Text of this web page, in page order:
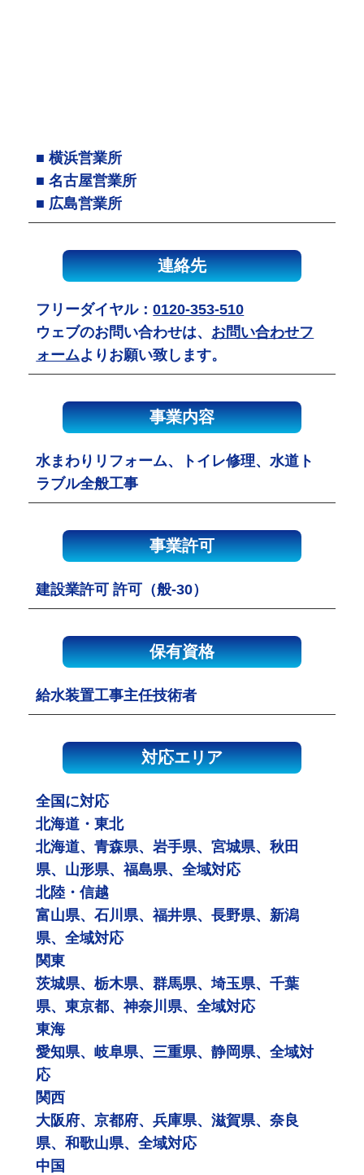
■ 横浜営業所
■ 名古屋営業所
■ 広島営業所
連絡先
フリーダイヤル：0120-353-510
ウェブのお問い合わせは、 お問い合わせフ
ォームよりお願い致します。
事業内容
水まわりリフォーム、トイレ修理、水道ト
ラブル全般工事
事業許可
建設業許可 許可（般-30）
保有資格
給水装置工事主任技術者
対応エリア
全国に対応
北海道・東北
北海道、青森県、岩手県、宮城県、秋田
県、山形県、福島県、全域対応
北陸・信越
富山県、石川県、福井県、長野県、新潟
県、全域対応
関東
茨城県、栃木県、群馬県、埼玉県、千葉
県、東京都、神奈川県、全域対応
東海
愛知県、岐阜県、三重県、静岡県、全域対
応
関西
大阪府、京都府、兵庫県、滋賀県、奈良
県、和歌山県、全域対応
中国